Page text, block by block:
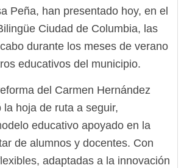
Peña, han presentado hoy, en el
Ciudad de Columbia, las
durante los meses de verano
educativos del municipio.
del Carmen Hernández
la hoja de ruta a seguir,
educativo apoyado en la
de alumnos y docentes. Con
adaptadas a la innovación